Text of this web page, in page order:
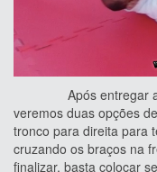
Após entregar a
veremos duas opções
tronco para direita para
cruzando os braços na
finalizar, basta colocar